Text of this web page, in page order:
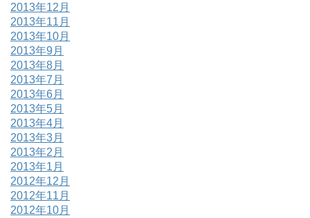
2013年12月
2013年11月
2013年10月
2013年9月
2013年8月
2013年7月
2013年6月
2013年5月
2013年4月
2013年3月
2013年2月
2013年1月
2012年12月
2012年11月
2012年10月